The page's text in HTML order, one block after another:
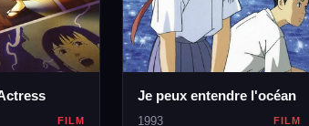
FILM
Je peux entendre l'océan
1993 FILM